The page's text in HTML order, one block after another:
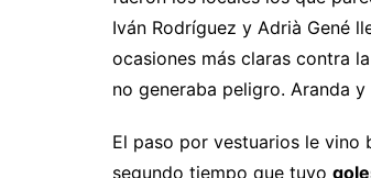
Iván Rodríguez y Adrià Gené
ocasiones más claras contra
no generaba peligro. Aranda
El paso por vestuarios le vino
segundo tiempo que tuvo